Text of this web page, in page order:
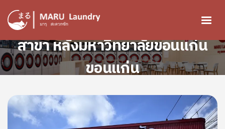
ข้ามไปยังเนื้อหาหลัก
สาขา หลังมหาวิทยาลัยขอนแก่น
ขอนแก่น
Image
Image
Image